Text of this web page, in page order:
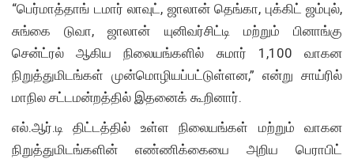
“பெர்மாத்தாங் டமார் லாவுட், ஜாலான் தெங்கா, புக்கிட் ஜம்புல்,
சுங்கை டுவா, ஜாலான் யுனிவர்சிட்டி மற்றும் பினாங்கு
சென்ட்ரல் ஆகிய நிலையங்களில் சுமார் 1,100 வாகன
நிறுத்துமிடங்கள் முன்மொழியப்பட்டுள்ளன,” என்று சாய்ரில்
மாநில சட்டமன்றத்தில் இதனைக் கூறினார்.
எல்.ஆர்.டி திட்டத்தில் உள்ள நிலையங்கள் மற்றும் வாகன
நிறுத்துமிடங்களின் எண்ணிக்கையை அறிய பெராபிட்